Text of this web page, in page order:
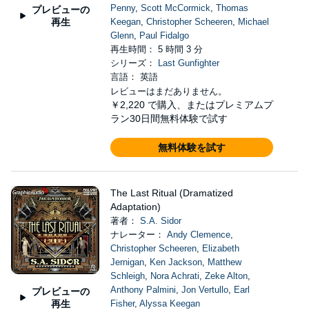
プレビューの
再生
Penny, Scott McCormick, Thomas
Keegan, Christopher Scheeren, Michael
Glenn, Paul Fidalgo
再生時間： 5 時間 3 分
シリーズ：
Last Gunfighter
言語： 英語
レビューはまだありません。
￥2,220 で購入、またはプレミアムプ
ラン30日間無料体験で試す
無料体験を試す
プレビューの
再生
The Last Ritual (Dramatized
Adaptation)
著者： S.A. Sidor
ナレーター： Andy Clemence,
Christopher Scheeren, Elizabeth
Jernigan, Ken Jackson, Matthew
Schleigh, Nora Achrati, Zeke Alton,
Anthony Palmini, Jon Vertullo, Earl
Fisher, Alyssa Keegan